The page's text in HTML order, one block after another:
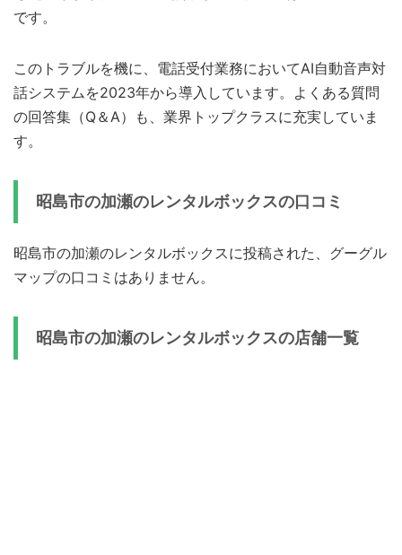
です。
このトラブルを機に、電話受付業務においてAI自動音声対
話システムを2023年から導入しています。よくある質問
の回答集（Q＆A）も、業界トップクラスに充実していま
す。
昭島市の加瀬のレンタルボックスの口コミ
昭島市の加瀬のレンタルボックスに投稿された、グーグル
マップの口コミはありません。
昭島市の加瀬のレンタルボックスの店舗一覧